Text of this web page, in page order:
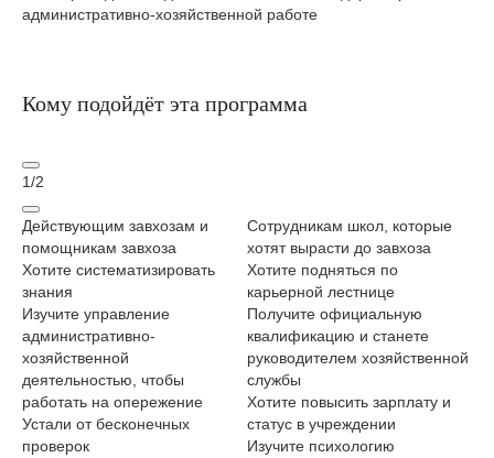
административно-хозяйственной работе
Кому подойдёт эта программа
1/2
Действующим завхозам и
помощникам завхоза
Хотите систематизировать
знания
Изучите управление
административно-
хозяйственной
деятельностью, чтобы
работать на опережение
Устали от бесконечных
проверок
Сотрудникам школ, которые
хотят вырасти до завхоза
Хотите подняться по
карьерной лестнице
Получите официальную
квалификацию и станете
руководителем хозяйственной
службы
Хотите повысить зарплату и
статус в учреждении
Изучите психологию